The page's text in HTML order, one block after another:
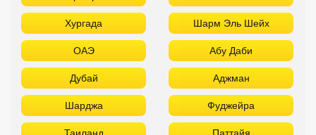
Хургада Шарм Эль Шейх
ОАЭ Абу Даби
Дубай Аджман
Шарджа Фуджейра